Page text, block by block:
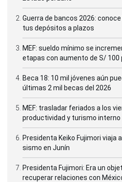
Guerra de bancos 2026:
tus depósitos a plazos
MEF: sueldo mínimo se
etapas con aumento de S/ 100
Beca 18: 10 mil jóvenes aún
últimas 2 mil becas del 2026
MEF: trasladar feriados a los
productividad y turismo interno
Presidenta Keiko Fujimori viaja
sismo en Junín
Presidenta Fujimori: Era un
recuperar relaciones con